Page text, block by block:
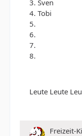
3. Sven
4. Tobi
5.
6.
7.
8.
Leute Leute
Freizeit-